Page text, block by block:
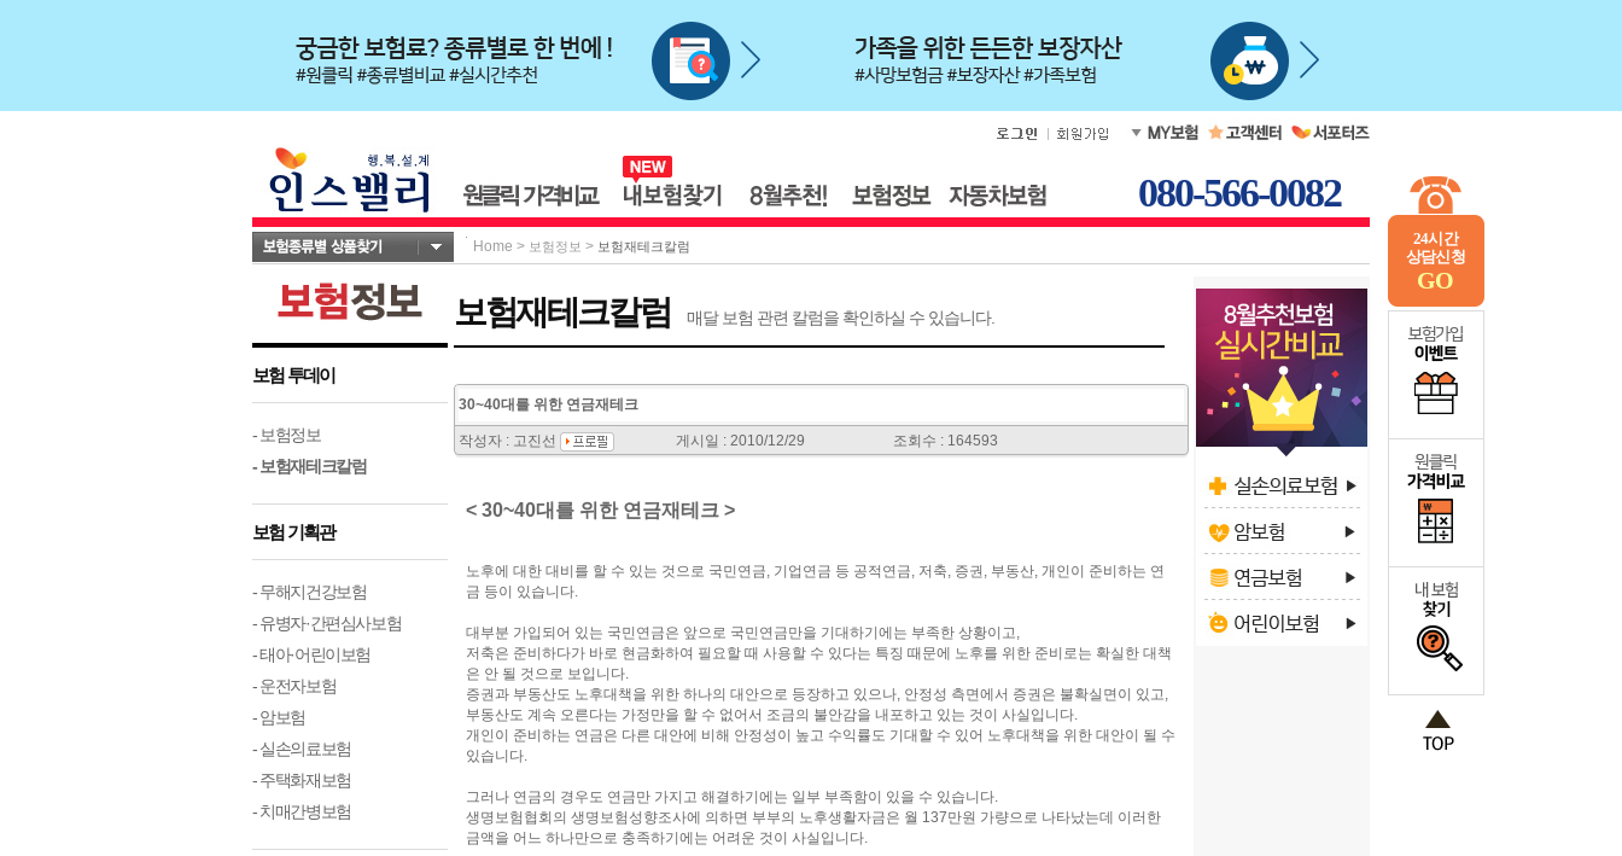
24시간
상담신청
GO
080-566-0082
Home > 보험정보 > 보험재테크칼럼
보험 투데이
- 보험정보
- 보험재테크칼럼
보험 기획관
- 무해지건강보험
- 유병자·간편심사보험
- 태아·어린이보험
- 운전자보험
- 암보험
- 실손의료보험
- 주택화재보험
- 치매간병보험
보험재테크칼럼 매달 보험 관련 칼럼을 확인하실 수 있습니다.
30~40대를 위한 연금재테크
작성자 : 고진선 게시일 : 2010/12/29 조회수 : 164593
< 30~40대를 위한 연금재테크 >
노후에 대한 대비를 할 수 있는 것으로 국민연금, 기업연금 등 공적연금, 저축, 증권, 부동산, 개인이 준비하는 연
금 등이 있습니다.
대부분 가입되어 있는 국민연금은 앞으로 국민연금만을 기대하기에는 부족한 상황이고,
저축은 준비하다가 바로 현금화하여 필요할 때 사용할 수 있다는 특징 때문에 노후를 위한 준비로는 확실한 대책
은 안 될 것으로 보입니다.
증권과 부동산도 노후대책을 위한 하나의 대안으로 등장하고 있으나, 안정성 측면에서 증권은 불확실면이 있고,
부동산도 계속 오른다는 가정만을 할 수 없어서 조금의 불안감을 내포하고 있는 것이 사실입니다.
개인이 준비하는 연금은 다른 대안에 비해 안정성이 높고 수익률도 기대할 수 있어 노후대책을 위한 대안이 될 수
있습니다.
그러나 연금의 경우도 연금만 가지고 해결하기에는 일부 부족함이 있을 수 있습니다.
생명보험협회의 생명보험성향조사에 의하면 부부의 노후생활자금은 월 137만원 가량으로 나타났는데 이러한
금액을 어느 하나만으로 충족하기에는 어려운 것이 사실입니다.